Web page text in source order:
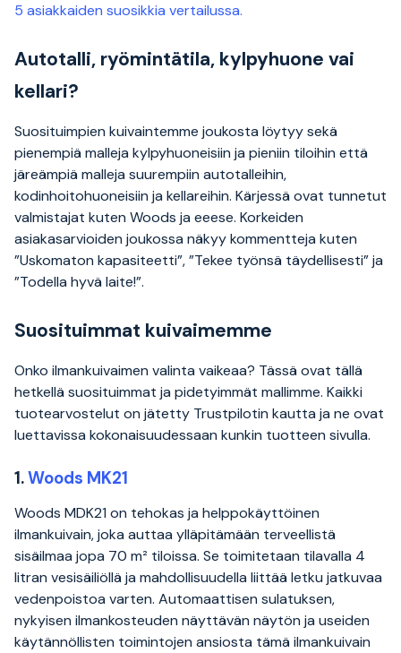
5 asiakkaiden suosikkia vertailussa.
Autotalli, ryömintätila, kylpyhuone vai
kellari?
Suosituimpien kuivaintemme joukosta löytyy sekä
pienempiä malleja kylpyhuoneisiin ja pieniin tiloihin että
järeämpiä malleja suurempiin autotalleihin,
kodinhoitohuoneisiin ja kellareihin. Kärjessä ovat tunnetut
valmistajat kuten Woods ja eeese. Korkeiden
asiakasarvioiden joukossa näkyy kommentteja kuten
”Uskomaton kapasiteetti”, ”Tekee työnsä täydellisesti” ja
”Todella hyvä laite!”.
Suosituimmat kuivaimemme
Onko ilmankuivaimen valinta vaikeaa? Tässä ovat tällä
hetkellä suosituimmat ja pidetyimmät mallimme. Kaikki
tuotearvostelut on jätetty Trustpilotin kautta ja ne ovat
luettavissa kokonaisuudessaan kunkin tuotteen sivulla.
1.Woods MK21
Woods MDK21 on tehokas ja helppokäyttöinen
ilmankuivain, joka auttaa ylläpitämään terveellistä
sisäilmaa jopa 70 m² tiloissa. Se toimitetaan tilavalla 4
litran vesisäiliöllä ja mahdollisuudella liittää letku jatkuvaa
vedenpoistoa varten. Automaattisen sulatuksen,
nykyisen ilmankosteuden näyttävän näytön ja useiden
käytännöllisten toimintojen ansiosta tämä ilmankuivain